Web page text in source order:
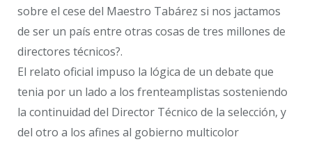
sobre el cese del Maestro Tabárez si nos jactamos
de ser un país entre otras cosas de tres millones de
directores técnicos?.
El relato oficial impuso la lógica de un debate que
tenia por un lado a los frenteamplistas sosteniendo
la continuidad del Director Técnico de la selección, y
del otro a los afines al gobierno multicolor